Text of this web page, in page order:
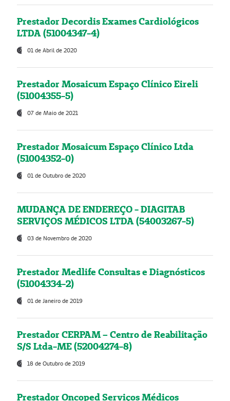
Prestador Decordis Exames Cardiológicos
LTDA (51004347-4)
01 de Abril de 2020
Prestador Mosaicum Espaço Clínico Eireli
(51004355-5)
07 de Maio de 2021
Prestador Mosaicum Espaço Clínico Ltda
(51004352-0)
01 de Outubro de 2020
MUDANÇA DE ENDEREÇO - DIAGITAB
SERVIÇOS MÉDICOS LTDA (54003267-5)
03 de Novembro de 2020
Prestador Medlife Consultas e Diagnósticos
(51004334-2)
01 de Janeiro de 2019
Prestador CERPAM – Centro de Reabilitação
S/S Ltda-ME (52004274-8)
18 de Outubro de 2019
Prestador Oncoped Serviços Médicos